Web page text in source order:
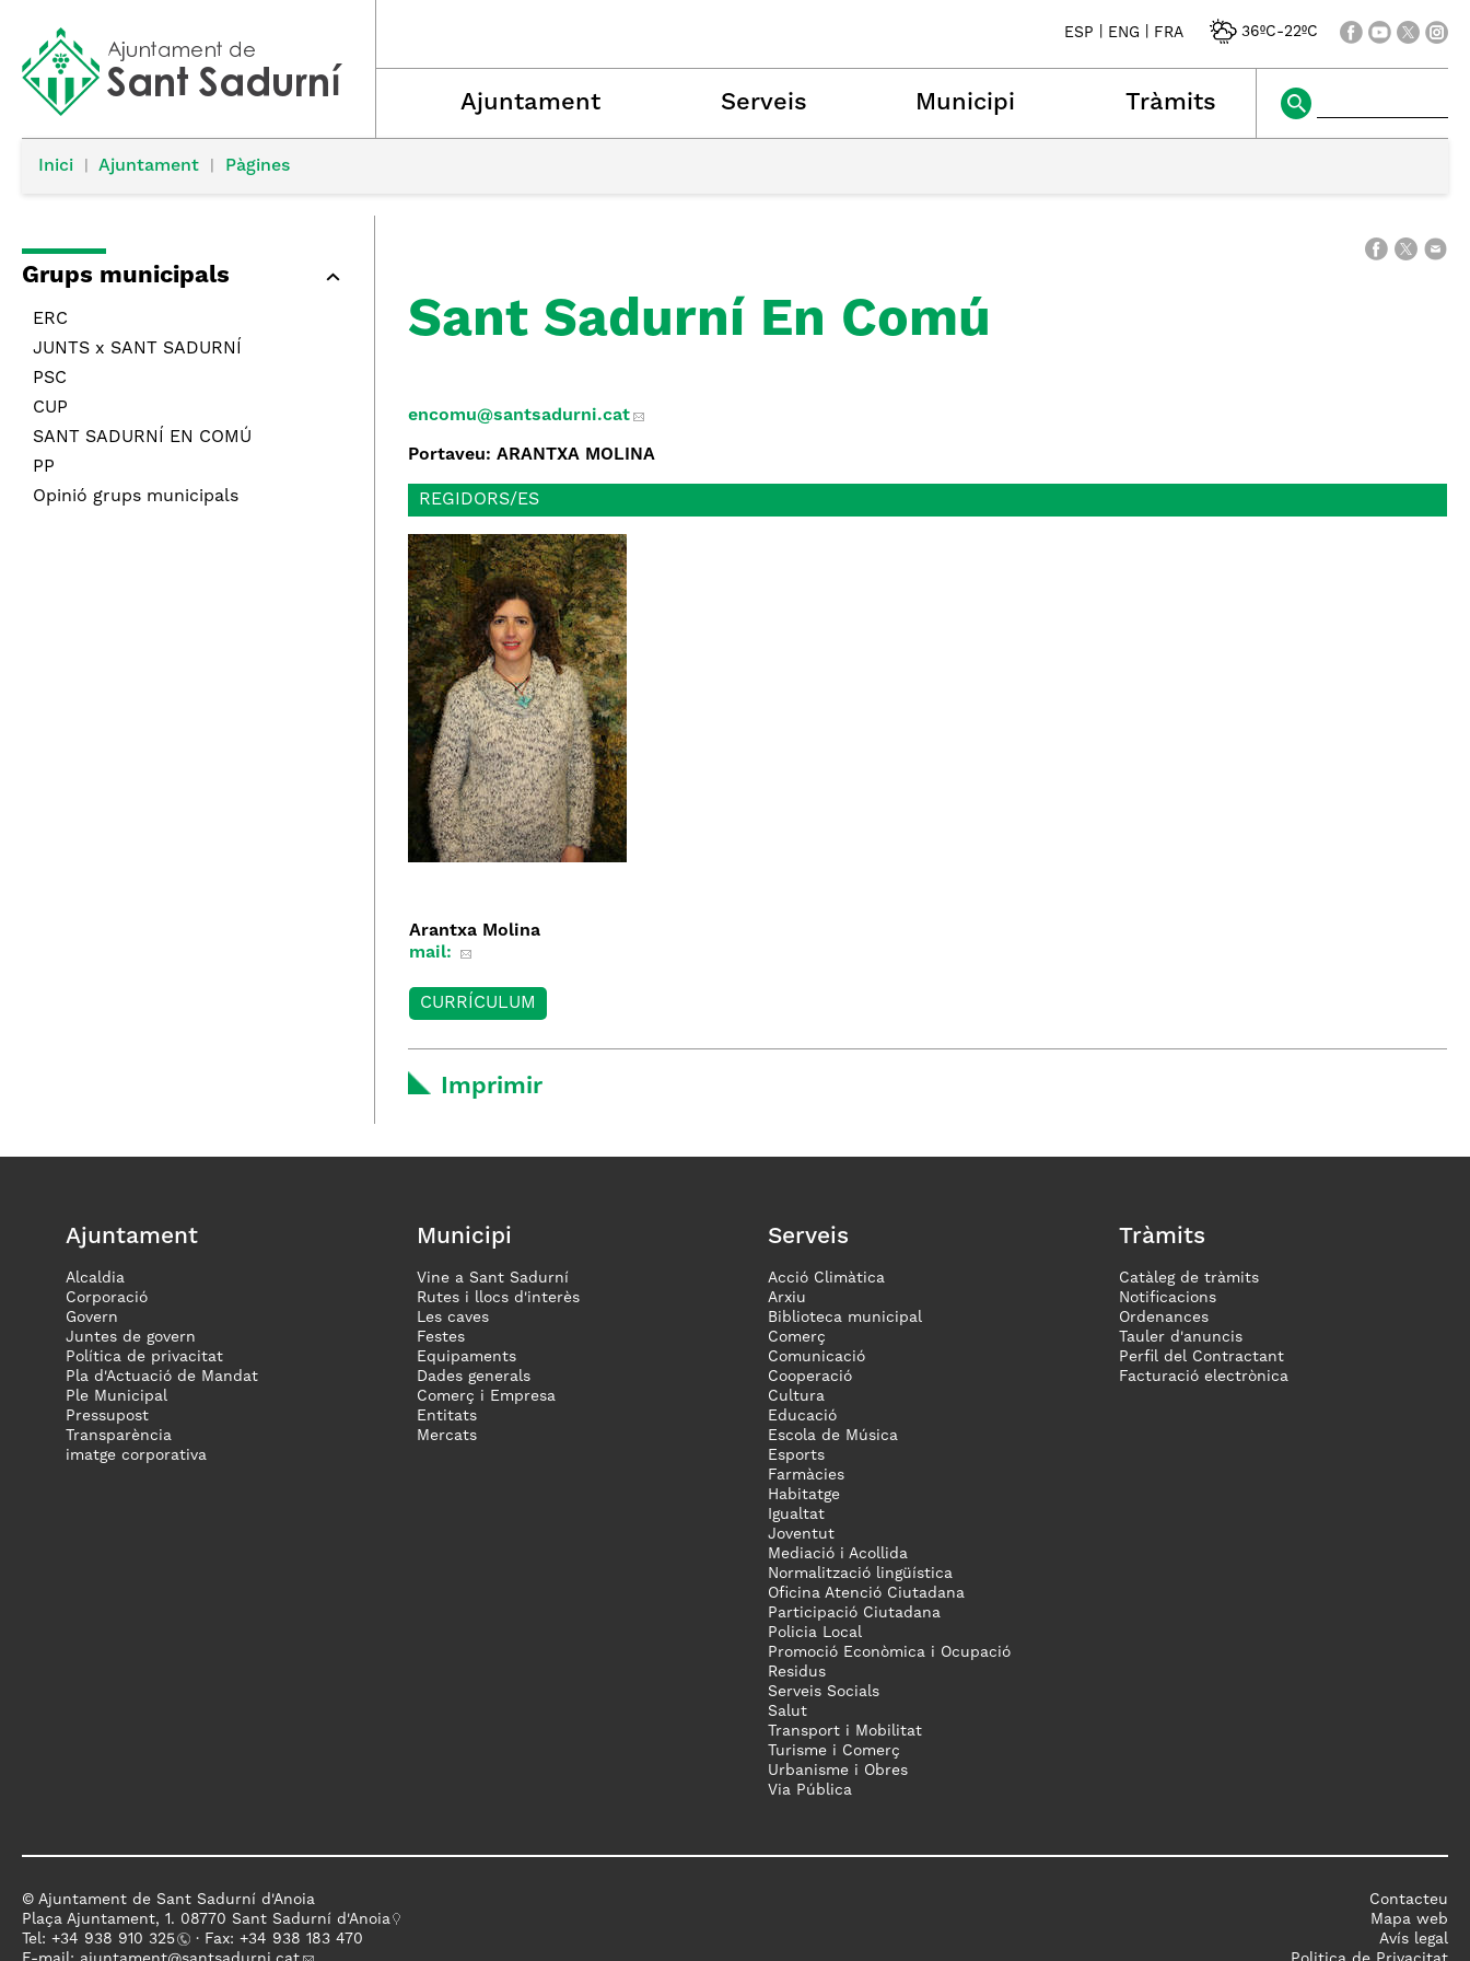
ESP ENG FRA 36ºC-22ºC
Ajuntament Serveis Municipi Tràmits
Inici Ajuntament Pàgines
Grups municipals
ERC
JUNTS x SANT SADURNÍ
PSC
CUP
SANT SADURNÍ EN COMÚ
PP
Opinió grups municipals
Sant Sadurní En Comú
encomu@santsadurni.cat
Portaveu: ARANTXA MOLINA
REGIDORS/ES
Arantxa Molina
mail:
CURRÍCULUM
Imprimir
Ajuntament
Alcaldia
Corporació
Govern
Juntes de govern
Política de privacitat
Pla d'Actuació de Mandat
Ple Municipal
Pressupost
Transparència
imatge corporativa
Municipi
Vine a Sant Sadurní
Rutes i llocs d'interès
Les caves
Festes
Equipaments
Dades generals
Comerç i Empresa
Entitats
Mercats
Serveis
Acció Climàtica
Arxiu
Biblioteca municipal
Comerç
Comunicació
Cooperació
Cultura
Educació
Escola de Música
Esports
Farmàcies
Habitatge
Igualtat
Joventut
Mediació i Acollida
Normalització lingüística
Oficina Atenció Ciutadana
Participació Ciutadana
Policia Local
Promoció Econòmica i Ocupació
Residus
Serveis Socials
Salut
Transport i Mobilitat
Turisme i Comerç
Urbanisme i Obres
Via Pública
Tràmits
Catàleg de tràmits
Notificacions
Ordenances
Tauler d'anuncis
Perfil del Contractant
Facturació electrònica
© Ajuntament de Sant Sadurní d'Anoia
Plaça Ajuntament, 1. 08770 Sant Sadurní d'Anoia
Tel: +34 938 910 325
· Fax: +34 938 183 470
Contacteu
Mapa web
Avís legal